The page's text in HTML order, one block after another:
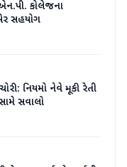
કોલેજના
સહયોગ
નિયમો નેવે મૂકી રેતી
સવાલો